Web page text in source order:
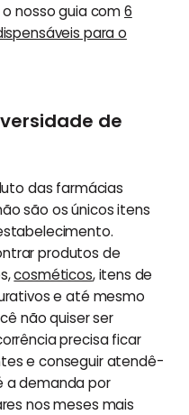
nosso guia com6
para o
de
das farmácias
são os únicos itens
produtos de
cosméticos, itens de
e até mesmo
não quiser ser
precisa ficar
e conseguir atendê-
a demanda por
nos meses mais